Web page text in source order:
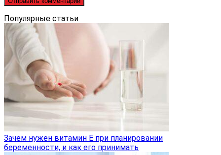
Популярные статьи
Зачем нужен витамин Е при планировании
беременности, и как его принимать